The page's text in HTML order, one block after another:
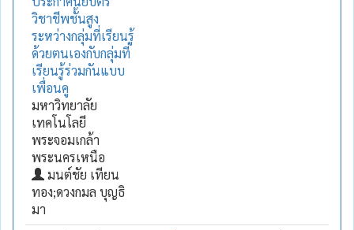
วิชาชีพชั้นสูง
ระหว่างกลุ่มที่เรียนรู้
ด้วยตนเองกับกลุ่มที่
เรียนรู้ร่วมกันแบบ
เพื่อนคู
มหาวิทยาลัย
เทคโนโลยี
พระจอมเกล้า
พระนครเหนือ
มนต์ชัย เทียน
ทอง;ดวงกมล บุญธิ
มา